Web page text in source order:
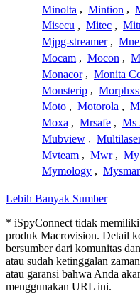
Minolta , Mintion ,
Misecu , Mitec ,
Mjpg-streamer ,
Mocam , Mocon ,
Monacor , Monita
Monsterip ,
Moto , Motorola ,
Moxa , Mrsafe , Ms
Mubview ,
Mvteam , Mwr , My
Mymology ,
Lebih Banyak Sumber
* iSpyConnect tidak memiliki
produk Macrovision. Detail
bersumber dari komunitas
atau sudah ketinggalan
atau garansi bahwa Anda
menggunakan URL ini.